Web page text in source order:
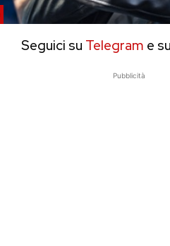
Seguici su Telegram e su
Pubblicità